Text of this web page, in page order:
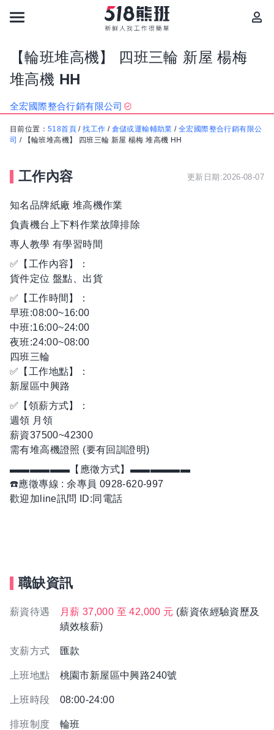
【輪班堆高機】 四班三輪 新屋 楊梅
堆高機 HH
全宏國際整合行銷有限公司
目前位置： 518首頁 /找工作 / 倉儲或運輸輔助業 /全宏國際整合行銷有限公
司 / 【輪班堆高機】 四班三輪 新屋 楊梅 堆高機 HH
工作內容 更新日期:2026-08-07
知名品牌紙廠 堆高機作業
負責機台上下料作業故障排除
專人教學 有學習時間
✅【工作內容】：
貨件定位 盤點、出貨
✅【工作時間】：
早班:08:00~16:00
中班:16:00~24:00
夜班:24:00~08:00
四班三輪
✅【工作地點】：
新屋區中興路
✅【領薪方式】：
週領 月領
薪資37500~42300
需有堆高機證照 (要有回訓證明)
▬▬▬▬▬▬【應徵方式】▬▬▬▬▬▬
☎️應徵專線 : 余專員 0928-620-997
歡迎加line訊問 ID:同電話
職缺資訊
薪資待遇 月薪 37,000 至 42,000 元 (薪資依經驗資歷及
績效核薪)
支薪方式 匯款
上班地點 桃園市新屋區中興路240號
上班時段 08:00-24:00
排班制度 輪班